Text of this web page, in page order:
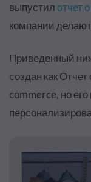
выпустил отчет
компании
Приведенный
создан как
commerce, но